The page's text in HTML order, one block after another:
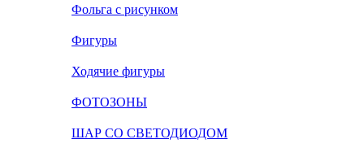
Фольга с рисунком
Фигуры
Ходячие фигуры
ФОТОЗОНЫ
ШАР СО СВЕТОДИОДОМ